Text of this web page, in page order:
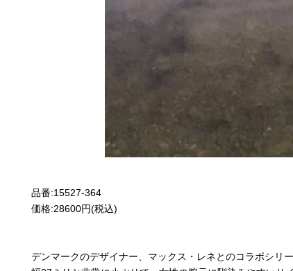
品番:15527-364
価格:28600円(税込)
デンマークのデザイナー、マックス・レネとのコラボシリ